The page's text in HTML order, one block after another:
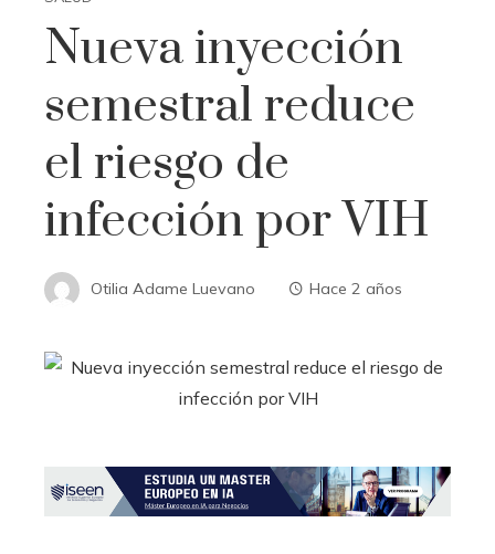
Nueva inyección
semestral reduce
el riesgo de
infección por VIH
Otilia Adame Luevano Hace 2 años